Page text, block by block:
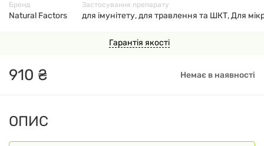
Гарантія якості
910 ₴ Немає в наявності
Бренд
Natural Factors
Застосування препарату
для імунітету, для травлення та ШКТ, Для
ОПИС